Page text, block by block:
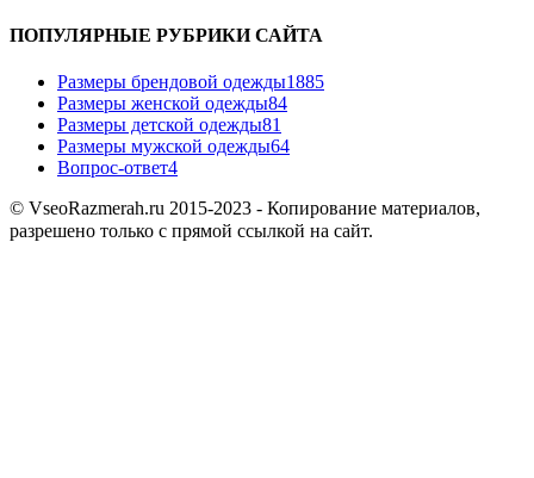
ПОПУЛЯРНЫЕ РУБРИКИ САЙТА
Размеры брендовой одежды1885
Размеры женской одежды84
Размеры детской одежды81
Размеры мужской одежды64
Вопрос-ответ4
© VseoRazmerah.ru 2015-2023 - Копирование материалов,
разрешено только с прямой ссылкой на сайт.